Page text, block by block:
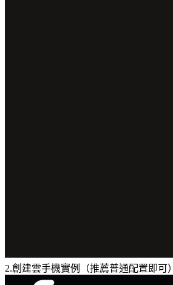
2.創建雲手機實例（推薦普通配置即可）